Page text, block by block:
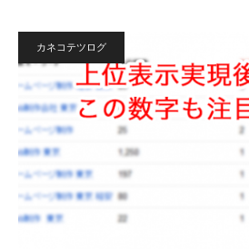
カネコテツログ